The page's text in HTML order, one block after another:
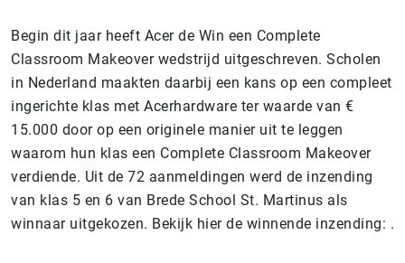
Begin dit jaar heeft Acer de Win een Complete
Classroom Makeover wedstrijd uitgeschreven. Scholen
in Nederland maakten daarbij een kans op een compleet
ingerichte klas met Acerhardware ter waarde van €
15.000 door op een originele manier uit te leggen
waarom hun klas een Complete Classroom Makeover
verdiende. Uit de 72 aanmeldingen werd de inzending
van klas 5 en 6 van Brede School St. Martinus als
winnaar uitgekozen. Bekijk hier de winnende inzending: .